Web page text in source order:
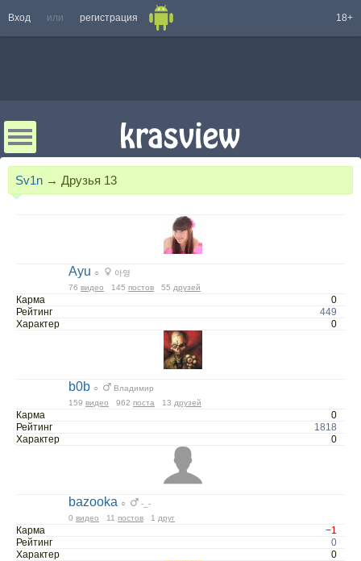
Вход или регистрация 18+
Sv1n → Друзья 13
Ayu ○
아영
76 видео 145 постов 55 друзей
Карма
0
Рейтинг
449
Характер
0
b0b ○
Владимир
159 видео 962 поста 13 друзей
Карма
0
Рейтинг
1818
Характер
0
bazooka ○
-_-
0 видео 11 постов 1 друг
Карма
−1
Рейтинг
0
Характер
0